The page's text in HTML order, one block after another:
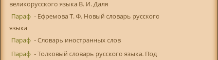
великорусского языка В. И. Даля
Параф - Ефремова Т. Ф. Новый словарь русского
языка
Параф - Словарь иностранных слов
Параф - Толковый словарь русского языка. Под